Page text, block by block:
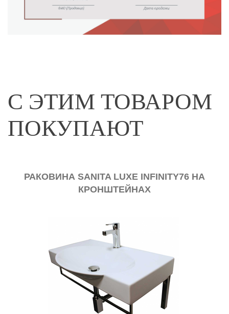
С ЭТИМ ТОВАРОМ
ПОКУПАЮТ
РАКОВИНА SANITA LUXE INFINITY76 НА
КРОНШТЕЙНАХ